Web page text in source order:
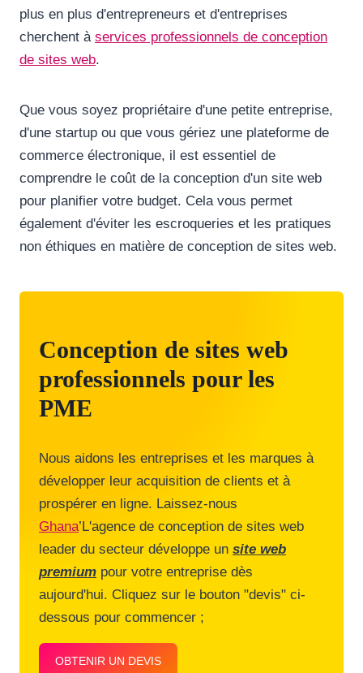
plus en plus d'entrepreneurs et d'entreprises
cherchent à services professionnels de conception
de sites web.
Que vous soyez propriétaire d'une petite entreprise,
d'une startup ou que vous gériez une plateforme de
commerce électronique, il est essentiel de
comprendre le coût de la conception d'un site web
pour planifier votre budget. Cela vous permet
également d'éviter les escroqueries et les pratiques
non éthiques en matière de conception de sites web.
Conception de sites web
professionnels pour les
PME
Nous aidons les entreprises et les marques à
développer leur acquisition de clients et à
prospérer en ligne. Laissez-nous
Ghana’L'agence de conception de sites web
leader du secteur développe un site web
premium pour votre entreprise dès
aujourd'hui. Cliquez sur le bouton "devis" ci-
dessous pour commencer ;
OBTENIR UN DEVIS